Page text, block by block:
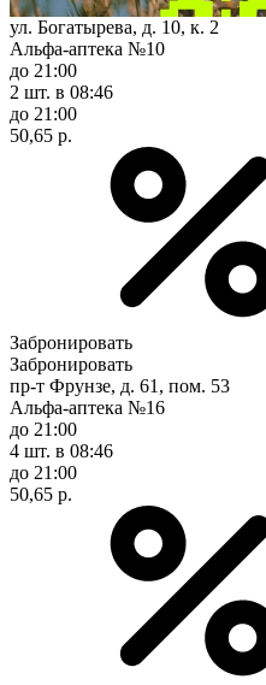
ул. Богатырева, д. 10, к. 2
Альфа-аптека №10
до 21:00
2 шт. в 08:46
до 21:00
50,65 р.
Забронировать
Забронировать
пр-т Фрунзе, д. 61, пом. 53
Альфа-аптека №16
до 21:00
4 шт. в 08:46
до 21:00
50,65 р.